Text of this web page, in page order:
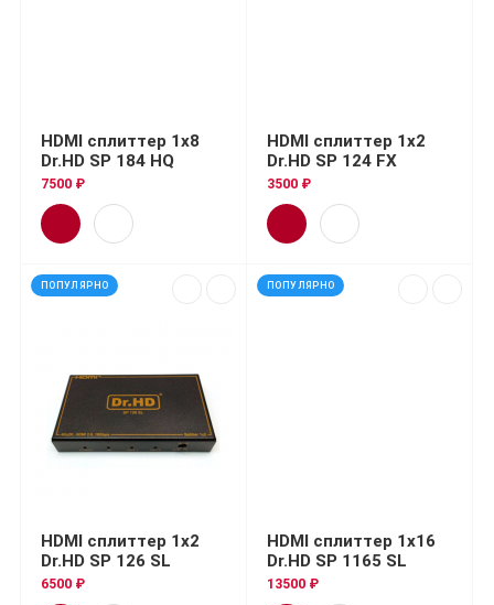
HDMI сплиттер 1x8
Dr.HD SP 184 HQ
7500 ₽
HDMI сплиттер 1x2
Dr.HD SP 124 FX
3500 ₽
ПОПУЛЯРНО
HDMI сплиттер 1x2
Dr.HD SP 126 SL
6500 ₽
ПОПУЛЯРНО
HDMI сплиттер 1x16
Dr.HD SP 1165 SL
13500 ₽